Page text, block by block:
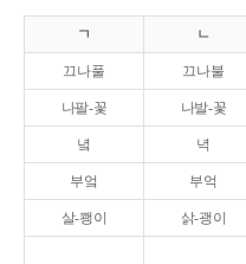
ㄱ ㄴ
끄나풀 끄나불
나팔-꽃 나발-꽃
녘 녁
부엌 부억
살-쾡이 삵-괭이